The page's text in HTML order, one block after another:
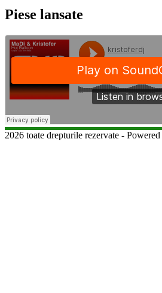
Piese lansate
2026 toate drepturile rezervate -